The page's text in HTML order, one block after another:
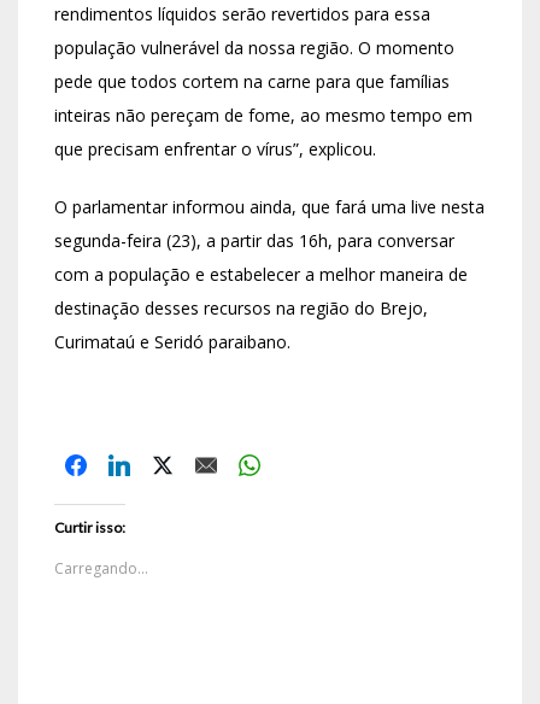
rendimentos líquidos serão revertidos para essa
população vulnerável da nossa região. O momento
pede que todos cortem na carne para que famílias
inteiras não pereçam de fome, ao mesmo tempo em
que precisam enfrentar o vírus”, explicou.
O parlamentar informou ainda, que fará uma live nesta
segunda-feira (23), a partir das 16h, para conversar
com a população e estabelecer a melhor maneira de
destinação desses recursos na região do Brejo,
Curimataú e Seridó paraibano.
Curtir isso:
Carregando...